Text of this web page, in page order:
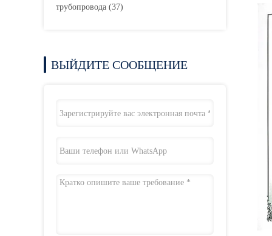
трубопровода (37)
ВЫЙДИТЕ СООБЩЕНИЕ